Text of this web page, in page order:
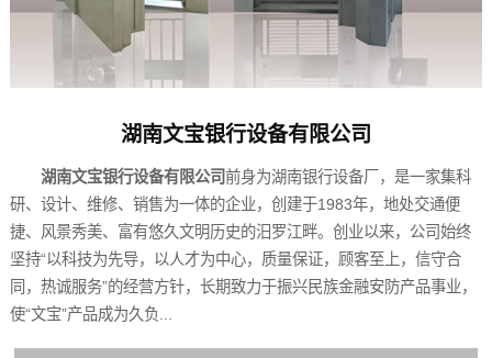
湖南文宝银行设备有限公司
湖南文宝银行设备有限公司前身为湖南银行设备厂，是一家集科
研、设计、维修、销售为一体的企业，创建于1983年，地处交通便
捷、风景秀美、富有悠久文明历史的汨罗江畔。创业以来，公司始终
坚持“以科技为先导，以人才为中心，质量保证，顾客至上，信守合
同，热诚服务”的经营方针，长期致力于振兴民族金融安防产品事业，
使“文宝”产品成为久负...